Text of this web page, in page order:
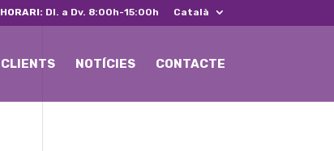
HORARI: Dl. a Dv. 8:00h-15:00h Català
CLIENTS NOTÍCIES CONTACTE